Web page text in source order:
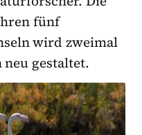
fünf
wird zweimal
neu gestaltet.